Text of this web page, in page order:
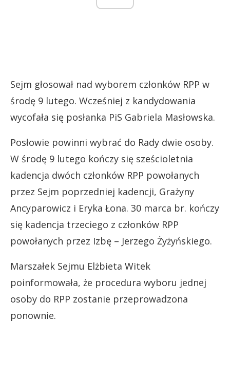
Sejm głosował nad wyborem członków RPP w
środę 9 lutego. Wcześniej z kandydowania
wycofała się posłanka PiS Gabriela Masłowska.
Posłowie powinni wybrać do Rady dwie osoby.
W środę 9 lutego kończy się sześcioletnia
kadencja dwóch członków RPP powołanych
przez Sejm poprzedniej kadencji, Grażyny
Ancyparowicz i Eryka Łona. 30 marca br. kończy
się kadencja trzeciego z członków RPP
powołanych przez Izbę – Jerzego Żyżyńskiego.
Marszałek Sejmu Elżbieta Witek
poinformowała, że procedura wyboru jednej
osoby do RPP zostanie przeprowadzona
ponownie.